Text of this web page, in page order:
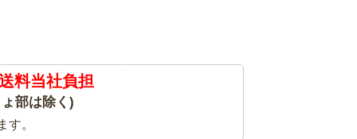
料当社負担
部は除く)
。